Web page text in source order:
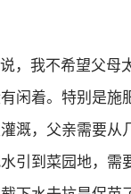
，我不希望父母
闲着。特别是施
溉，父亲需要从
引到菜园地，需